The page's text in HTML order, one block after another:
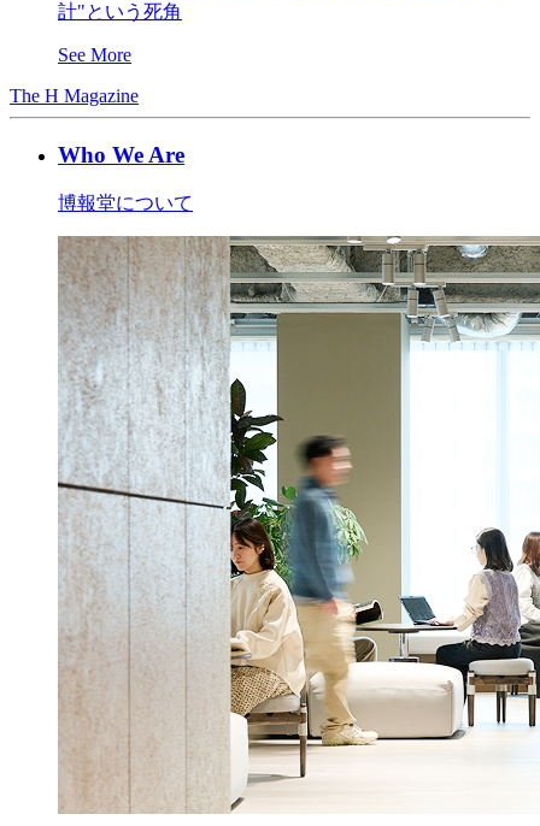
計"という死角
See More
The H Magazine
Who We Are
博報堂について